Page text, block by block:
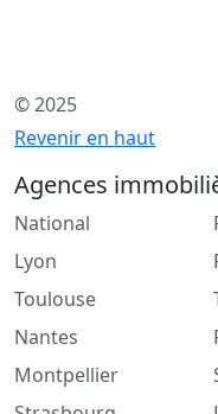
© 2025
Revenir en haut
Agences
National
Lyon
Toulouse
Nantes
Montpellier